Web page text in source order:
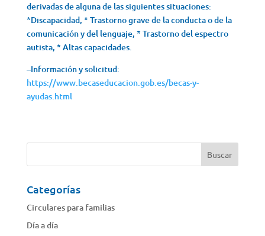
derivadas de alguna de las siguientes situaciones:
*Discapacidad, * Trastorno grave de la conducta o de la
comunicación y del lenguaje, * Trastorno del espectro
autista, * Altas capacidades.
–Información y solicitud:
https://www.becaseducacion.gob.es/becas-y-
ayudas.html
Categorías
Circulares para familias
Día a día